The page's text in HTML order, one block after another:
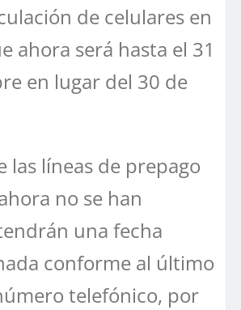
de celulares en
ahora será hasta el 31
en lugar del 30 de
las líneas de prepago
no se han
una fecha
conforme al último
telefónico, por